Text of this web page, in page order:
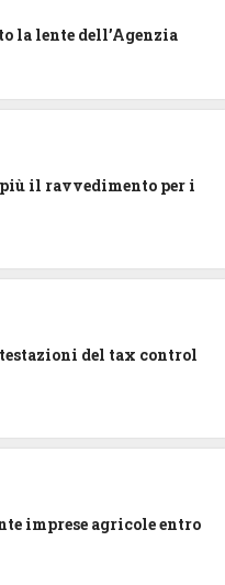
la lente dell’Agenzia
il ravvedimento per i
del tax control
imprese agricole entro